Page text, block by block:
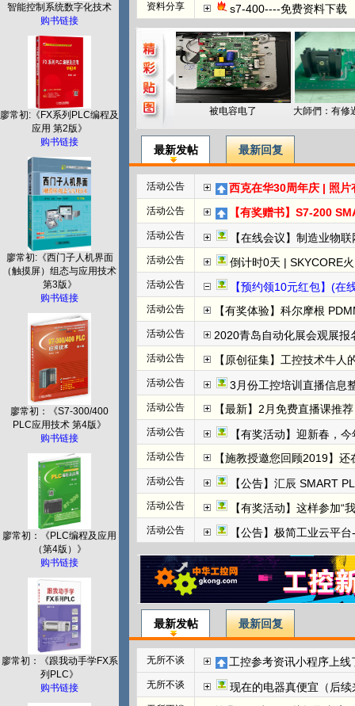
智能控制系统数字化技术
购书链接
廖常初:《FX系列PLC编程及
应用 第2版》
购书链接
廖常初:《西门子人机界面
（触摸屏）组态与应用技术
第3版》
购书链接
廖常初：《S7-300/400
PLC应用技术 第4版》
购书链接
廖常初：《PLC编程及应用
（第4版）》
购书链接
廖常初：《跟我动手学FX系
列PLC》
购书链接
资料分享 s7-400----免费资料下载
被电容电了
最新发帖 最新回复
活动公告 西克在华30周年庆 | 照片
活动公告 【有奖赠书】S7-200 SMART
活动公告 【在线会议】制造业物
活动公告 倒计时0天 | SKYCORE火山湖超级工厂全
活动公告 【预约领10元红包】(在线直播)福
活动公告 【有奖体验】科尔摩根
活动公告 2020青岛自动化展会观展报名
活动公告 【原创征集】工控技术牛
活动公告 3月份工控培训直播信息整
活动公告 【最新】2月免费直播课推
活动公告 【有奖活动】迎新春，
活动公告 【施教授邀您回顾2019】
活动公告 【公告】汇辰 SMART
活动公告 【有奖活动】这样参加“
活动公告 【公告】极简工业云平台-
最新发帖 最新回复
无所不谈 工控参考资讯小程序上线
无所不谈 现在的电器真便宜（后续